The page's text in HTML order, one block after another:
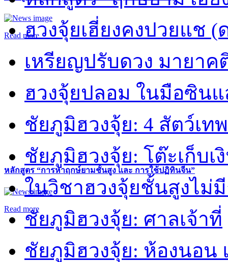
Read more
หลักสูตร “การหาฤกษ์ยามชั้นสูง และ การใช้ปฏิทินจีน”
Read more
ฮวงจุ้ยเฮี่ยงคงปวยแช (
เหรียญปรับดวง มายา
ฮวงจุ้ยปลอม ในมือซิน
ชัยภูมิฮวงจุ้ย: 4 สัตว์เทพ
ชัยภูมิฮวงจุ้ย: โต๊ะเก็บเ
ในวิชาฮวงจุ้ยชั้นสูงไม่
ชัยภูมิฮวงจุ้ย: ศาลเจ้าที่
ชัยภูมิฮวงจุ้ย: ห้องนอน